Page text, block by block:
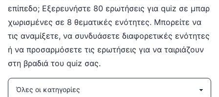
επίπεδο; Εξερευνήστε 80 ερωτήσεις για quiz σε μπαρ
χωρισμένες σε 8 θεματικές ενότητες. Μπορείτε να
τις αναμίξετε, να συνδυάσετε διαφορετικές ενότητες
ή να προσαρμόσετε τις ερωτήσεις για να ταιριάζουν
στη βραδιά του quiz σας.